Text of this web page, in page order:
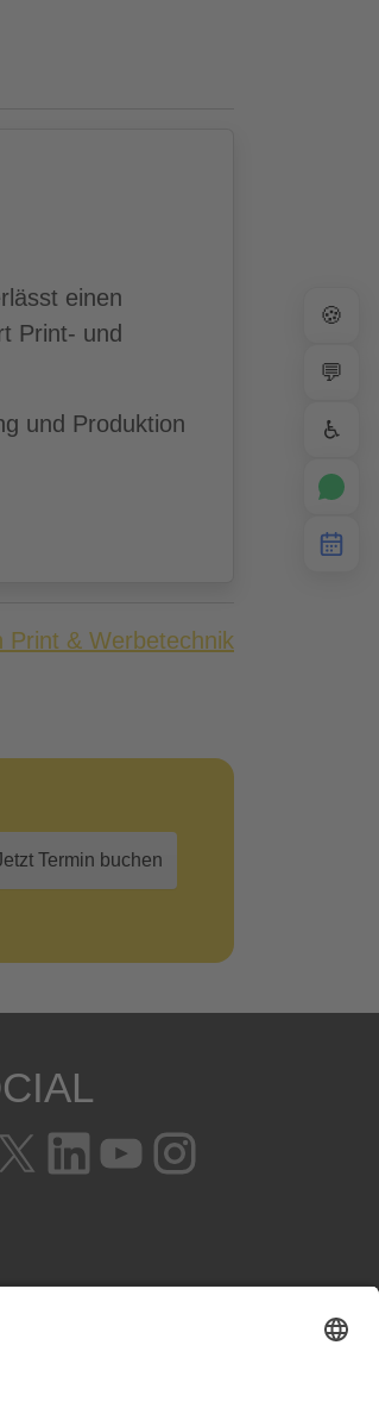
einen
Print- und
und Produktion
Print & Werbetechnik
Termin buchen
🍪
💬
♿